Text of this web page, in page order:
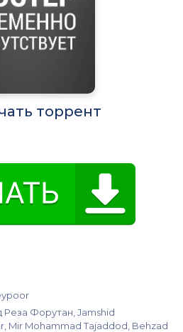
торрент
Форутан, Jamshid
Mir Mohammad Tajaddod, Behzad